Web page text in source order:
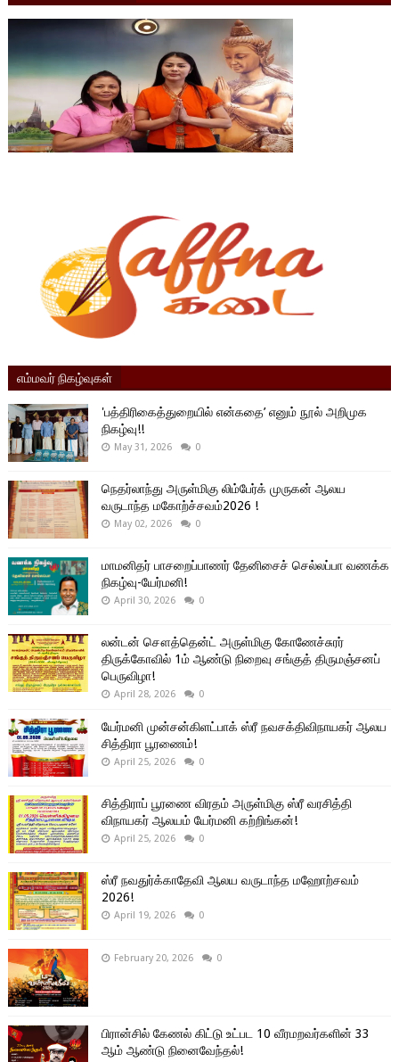
எம்மவர் நிகழ்வுகள்
'பத்திரிகைத்துறையில் என்கதை’ எனும் நூல் அறிமுக
நிகழ்வு!!
May 31, 2026 0
நெதர்லாந்து அருள்மிகு லிம்பேர்க் முருகன் ஆலய
வருடாந்த மகோற்ச்சவம்2026 !
May 02, 2026 0
மாமனிதர் பாசறைப்பாணர் தேனிசைச் செல்லப்பா வணக்க
நிகழ்வு-யேர்மனி!
April 30, 2026 0
லன்டன் சௌத்தென்ட் அருள்மிகு கோணேச்சுரர்
திருக்கோவில் 1ம் ஆண்டு நிறைவு சங்குத் திருமஞ்சனப்
பெருவிழா!
April 28, 2026 0
யேர்மனி முன்சன்கிளட்பாக் ஸ்ரீ நவசக்திவிநாயகர் ஆலய
சித்திரா பூரணைம்!
April 25, 2026 0
சித்திராப் பூரணை விரதம் அருள்மிகு ஸ்ரீ வரசித்தி
விநாயகர் ஆலயம் யேர்மனி கற்றிங்கன்!
April 25, 2026 0
ஸ்ரீ நவதுர்க்காதேவி ஆலய வருடாந்த மஹோற்சவம்
2026!
April 19, 2026 0
February 20, 2026 0
பிரான்சில் கேணல் கிட்டு உட்பட 10 வீரமறவர்களின் 33
ஆம் ஆண்டு நினைவேந்தல்!